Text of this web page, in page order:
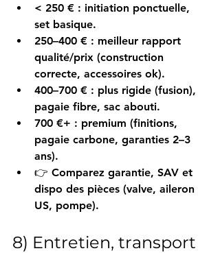
< 250 € : initiation ponctuelle,
set basique.
250–400 € : meilleur rapport
qualité/prix (construction
correcte, accessoires ok).
400–700 € : plus rigide (fusion),
pagaie fibre, sac abouti.
700 €+ : premium (finitions,
pagaie carbone, garanties 2–3
ans).
👉 Comparez garantie, SAV et
dispo des pièces (valve, aileron
US, pompe).
8) Entretien, transport